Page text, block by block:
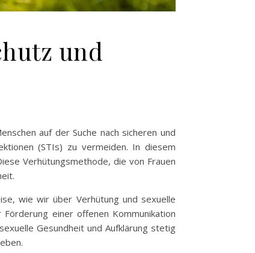
und
auf der Suche nach sicheren und
(STIs) zu vermeiden. In diesem
Verhütungsmethode, die von Frauen
wie wir über Verhütung und sexuelle
einer offenen Kommunikation
Gesundheit und Aufklärung stetig